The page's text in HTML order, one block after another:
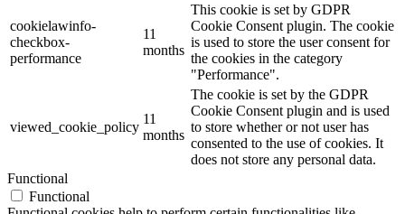
cookielawinfo-
checkbox-
performance
11
months
This cookie is set by GDPR
Cookie Consent plugin. The cookie
is used to store the user consent for
the cookies in the category
"Performance".
viewed_cookie_policy
11
months
The cookie is set by the GDPR
Cookie Consent plugin and is used
to store whether or not user has
consented to the use of cookies. It
does not store any personal data.
Functional
Functional